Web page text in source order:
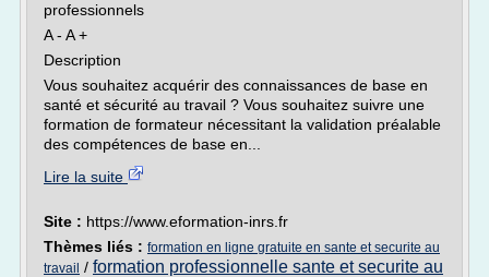
professionnels
A - A +
Description
Vous souhaitez acquérir des connaissances de base en
santé et sécurité au travail ? Vous souhaitez suivre une
formation de formateur nécessitant la validation préalable
des compétences de base en...
Lire la suite
Site : https://www.eformation-inrs.fr
Thèmes liés : formation en ligne gratuite en sante et securite au
travail / formation professionnelle sante et securite au